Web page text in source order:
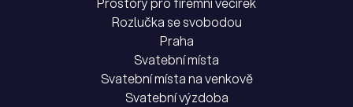
Rozlučka se svobodou
Praha
Svatební místa
Svatební místa na venkově
Svatební výzdoba